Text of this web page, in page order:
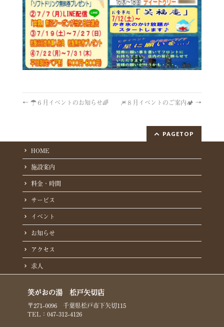
← ☂️６月イベントのお知らせ🌈 🎆８月イベントのご案内🏕️ →
PAGETOP
HOME
施設案内
料金・時間
サービス
イベント
お知らせ
アクセス
求人
笑がおの湯 松戸矢切店
〒271-0096 千葉県松戸市下矢切115
TEL：047-312-4126